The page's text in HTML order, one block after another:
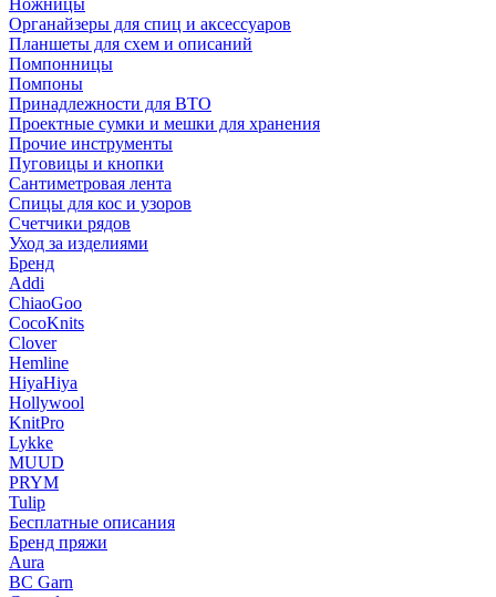
Ножницы
Органайзеры для спиц и аксессуаров
Планшеты для схем и описаний
Помпонницы
Помпоны
Принадлежности для ВТО
Проектные сумки и мешки для хранения
Прочие инструменты
Пуговицы и кнопки
Сантиметровая лента
Спицы для кос и узоров
Счетчики рядов
Уход за изделиями
Бренд
Addi
ChiaoGoo
CocoKnits
Clover
Hemline
HiyaHiya
Hollywool
KnitPro
Lykke
MUUD
PRYM
Tulip
Бесплатные описания
Бренд пряжи
Aura
BC Garn